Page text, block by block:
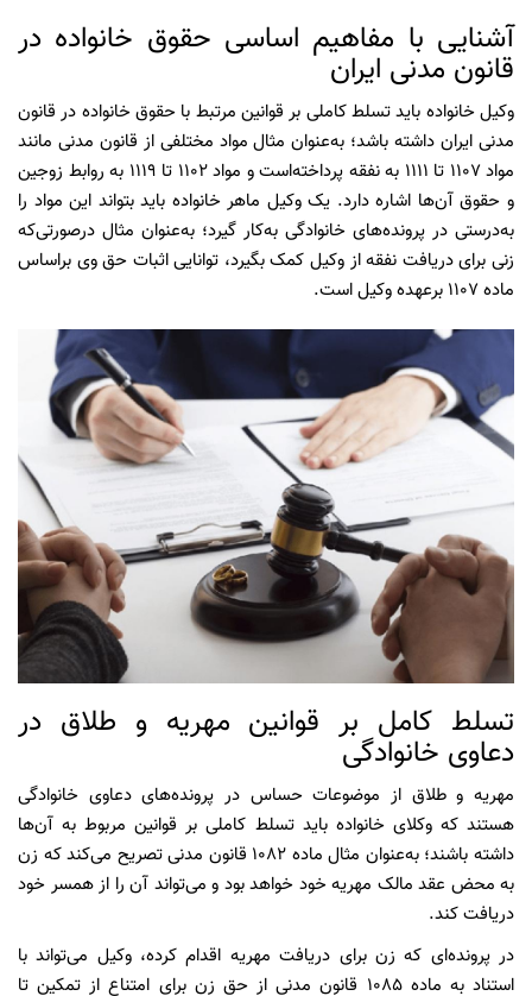
آشنایی با مفاهیم اساسی حقوق خانواده در
قانون مدنی ایران
وکیل خانواده باید تسلط کاملی بر قوانین مرتبط با حقوق خانواده در قانون
مدنی ایران داشته باشد؛ به‌عنوان مثال مواد مختلفی از قانون مدنی مانند
مواد 1107 تا 1111 به نفقه پرداخته‌است و مواد 1102 تا 1119 به روابط زوجین
و حقوق آن‌ها اشاره دارد. یک وکیل ماهر خانواده باید بتواند این مواد را
به‌درستی در پرونده‌های خانوادگی به‌کار گیرد؛ به‌عنوان مثال درصورتی‌که
زنی برای دریافت نفقه از وکیل کمک بگیرد، توانایی اثبات حق وی براساس
ماده 1107 برعهده وکیل است.
تسلط کامل بر قوانین مهریه و طلاق در
دعاوی خانوادگی
مهریه و طلاق از موضوعات حساس در پرونده‌های دعاوی خانوادگی
هستند که وکلای خانواده باید تسلط کاملی بر قوانین مربوط به آن‌ها
داشته باشند؛ به‌عنوان مثال ماده 1082 قانون مدنی تصریح می‌کند که زن
به محض عقد مالک مهریه خود خواهد بود و می‌تواند آن را از همسر خود
دریافت کند.
در پرونده‌ای که زن برای دریافت مهریه اقدام کرده، وکیل می‌تواند با
استناد به ماده 1085 قانون مدنی از حق زن برای امتناع از تمکین تا